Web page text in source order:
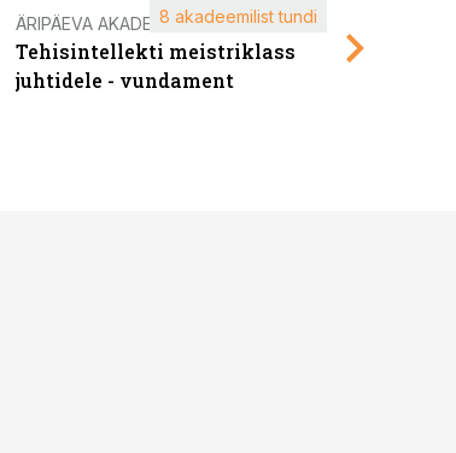
ÄRIPÄEVA AKADEEMIA
Tehisintellekti meistriklass
juhtidele - vundament
8 akadeemilist tundi